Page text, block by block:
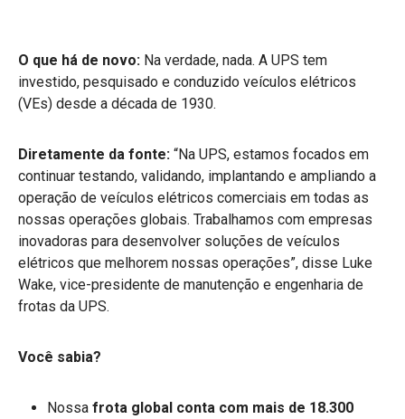
O que há de novo: Na verdade, nada. A UPS tem
investido, pesquisado e conduzido veículos elétricos
(VEs) desde a década de 1930.
Diretamente da fonte: “Na UPS, estamos focados em
continuar testando, validando, implantando e ampliando a
operação de veículos elétricos comerciais em todas as
nossas operações globais. Trabalhamos com empresas
inovadoras para desenvolver soluções de veículos
elétricos que melhorem nossas operações”, disse Luke
Wake, vice-presidente de manutenção e engenharia de
frotas da UPS.
Você sabia?
Nossa frota global conta com mais de 18.300